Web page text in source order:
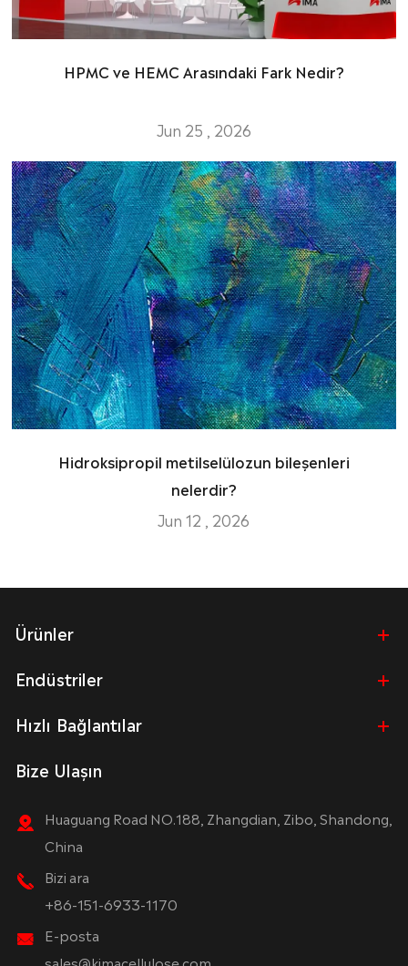
HPMC ve HEMC Arasındaki Fark Nedir?
Jun 25 , 2026
Hidroksipropil metilselülozun bileşenleri
nelerdir?
Jun 12 , 2026
Ürünler
Endüstriler
Hızlı Bağlantılar
Bize Ulaşın
Huaguang Road NO.188, Zhangdian, Zibo, Shandong,
China
Bizi ara
+86-151-6933-1170
E-posta
sales@kimacellulose.com